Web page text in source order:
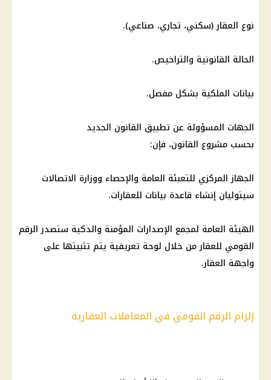
نوع العقار (سكني، تجاري، صناعي).
الحالة القانونية والتراخيص.
بيانات الملكية بشكل مفصل.
الجهات المسؤولة عن تطبيق القانون الجديد
بحسب مشروع القانون، فإن:
الجهاز المركزي للتعبئة العامة والإحصاء ووزارة الاتصالات
سيتوليان إنشاء قاعدة بيانات للعقارات.
الهيئة العامة لمجمع الإصدارات المؤمنة والذكية ستصدرالرقم
القومي للعقار من خلال لوحة تعريفية يتم تثبيتها على
واجهة العقار.
إلزام الرقم القومي في المعاملات العقارية